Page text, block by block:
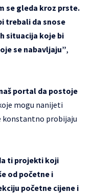
se gleda kroz prste.
trebali da snose
situacija koje bi
se nabavljaju”,
portal da postoje
mogu nanijeti
konstantno probijaju
ti projekti koji
od početne i
početne cijene i